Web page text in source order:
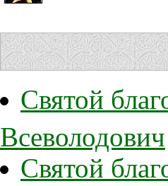
Святой
Всеволодович
Святой